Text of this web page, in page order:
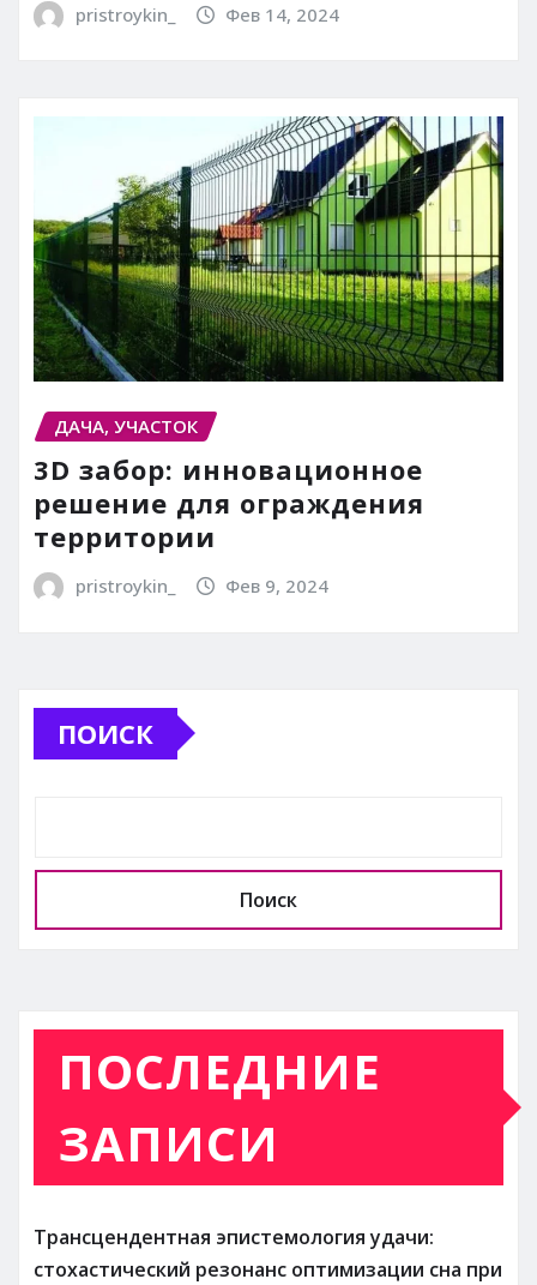
pristroykin_ Фев 14, 2024
ДАЧА, УЧАСТОК
3D забор: инновационное
решение для ограждения
территории
pristroykin_ Фев 9, 2024
ПОИСК
Поиск
ПОСЛЕДНИЕ
ЗАПИСИ
Трансцендентная эпистемология удачи:
стохастический резонанс оптимизации сна при